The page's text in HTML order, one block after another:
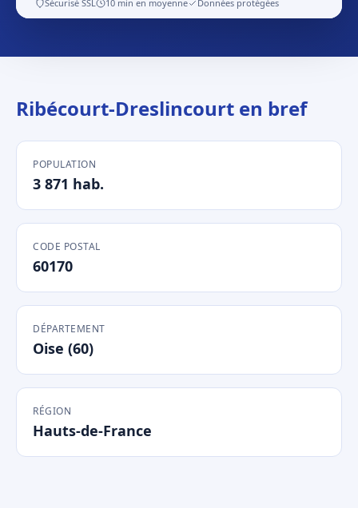
Sécurisé SSL 10 min en moyenne Données protégées
Ribécourt-Dreslincourt en bref
POPULATION
3 871 hab.
CODE POSTAL
60170
DÉPARTEMENT
Oise (60)
RÉGION
Hauts-de-France